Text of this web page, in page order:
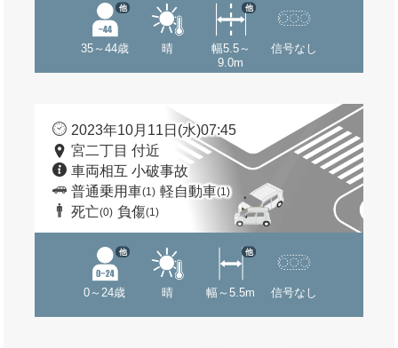
35～44歳
他
晴
幅5.5～
9.0m
他
信号なし
2023年10月11日(水)07:45
宮二丁目 付近
車両相互 小破事故
普通乗用車(1) 軽自動車(1)
死亡(0) 負傷(1)
0～24歳
他
晴 幅～5.5m
他
信号なし